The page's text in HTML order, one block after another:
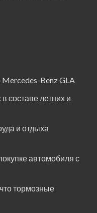
Benz GLA
составе летних и
и отдыха
автомобиля с
тормозные